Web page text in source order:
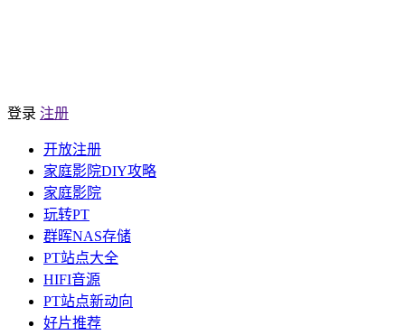
登录 注册
开放注册
家庭影院DIY攻略
家庭影院
玩转PT
群晖NAS存储
PT站点大全
HIFI音源
PT站点新动向
好片推荐